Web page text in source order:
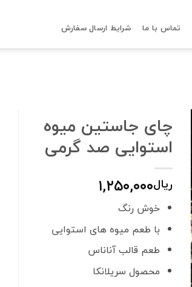
تماس با ما شرایط ارسال سفارش
چای جاستین میوه
استوایی صد گرمی
ریال۱,۲۵۰,۰۰۰
خوش رنگ
با طعم میوه های استوایی
طعم قالب آناناس
محصول سریلانکا